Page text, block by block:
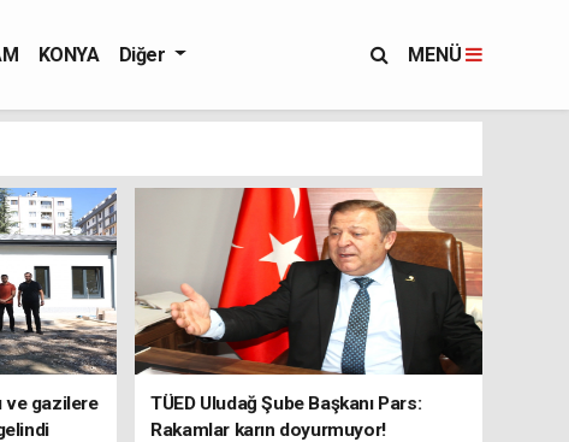
KONYA Diğer MENÜ
ve gazilere
TÜED Uludağ Şube Başkanı Pars:
Rakamlar karın doyurmuyor!